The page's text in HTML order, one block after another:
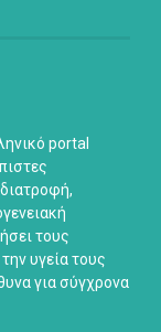
portal
τους
υγεία τους
για σύγχρονα